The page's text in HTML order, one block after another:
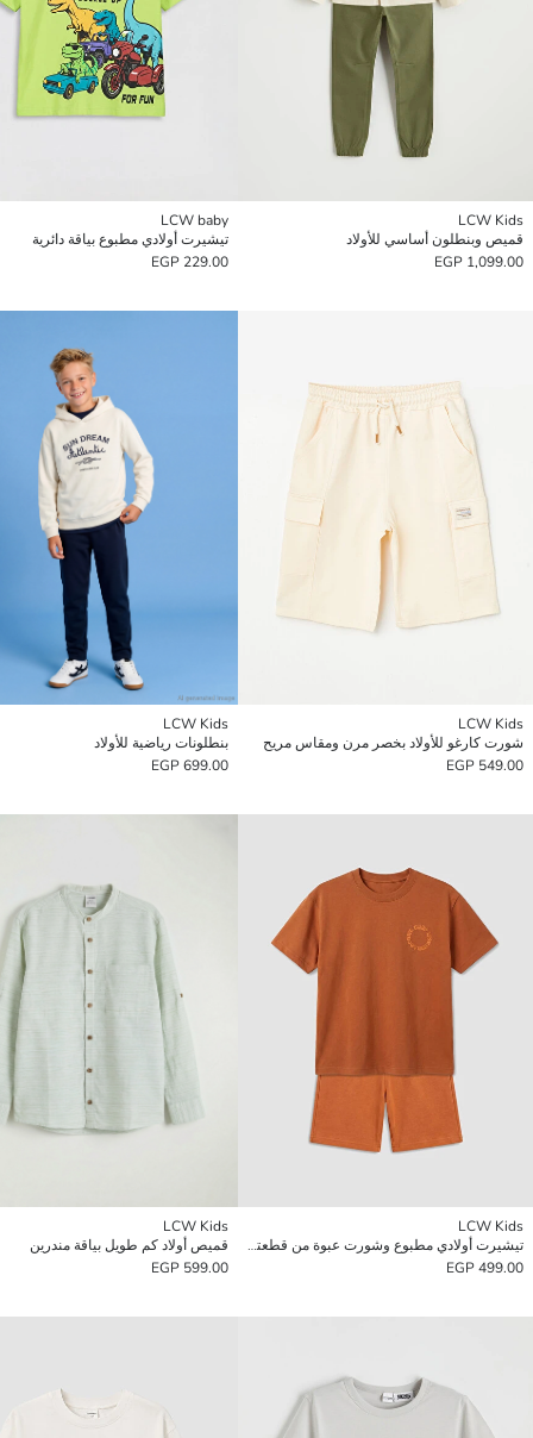
LCW Kids
قميص وبنطلون أساسي للأولاد
1,099.00 EGP
LCW baby
تيشيرت أولادي مطبوع بياقة دائرية
229.00 EGP
LCW Kids
شورت كارغو للأولاد بخصر مرن ومقاس مريح
549.00 EGP
LCW Kids
بنطلونات رياضية للأولاد
699.00 EGP
LCW Kids
تيشيرت أولادي مطبوع وشورت عبوة من قطعتين
499.00 EGP
LCW Kids
قميص أولاد كم طويل بياقة مندرين
599.00 EGP